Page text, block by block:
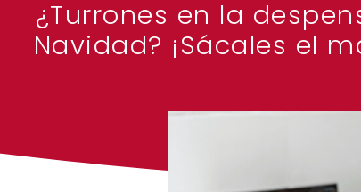
¿Turrones en la
Navidad? ¡Sácales el